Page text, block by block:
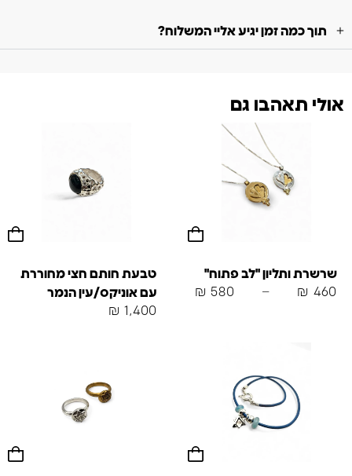
תוך כמה זמן יגיע אליי המשלוח?
אולי תאהבו גם
שרשרת ותליון "לב פתוח"
₪ 460
–
₪ 580
טבעת חותם חצי מחוררת
עם אוניקס/עין הנמר
₪ 1,400